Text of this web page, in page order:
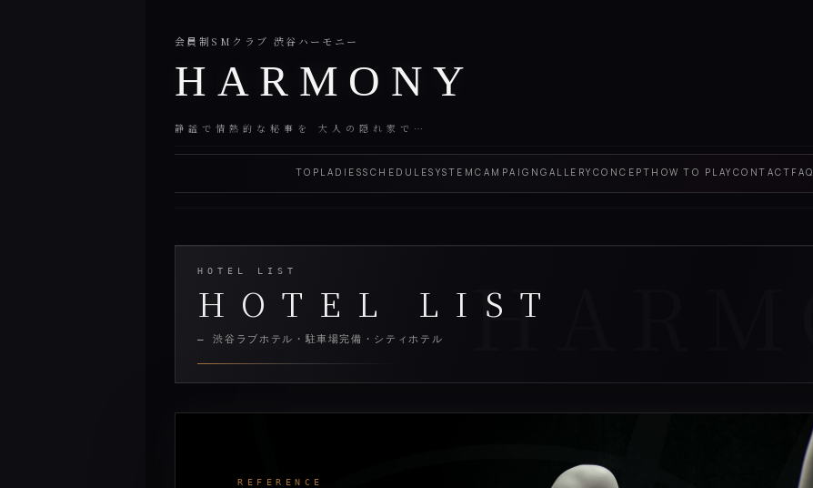
会員制SMクラブ 渋谷ハーモニー
HARMONY
静謐で情熱的な秘事を 大人の隠れ家で…
TOP LADIESSCHEDULESYSTEMCAMPAIGNGALLERY CONCEPT HOW TO PLAY CONTACT FAQ
HOTEL LIST
HOTEL LIST
— 渋谷ラブホテル・駐車場完備・シティホテル
REFERENCE